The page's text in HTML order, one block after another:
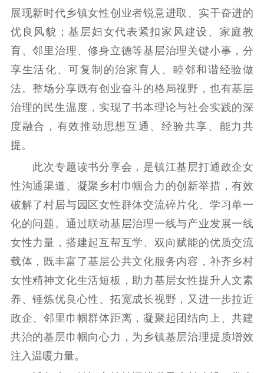
文明创建 文明实践
文明培育
先进典型
社会宣传
思想政治教育 爱国主义教育
全民国防教育
红色资源保护利
用
精品出版 全民阅读
出版监管
扫黄打非
电影工作
电影创作 电影市场
机关党建
党建要闻 学习在线
文化人才
紫金人才
展现新时代乡镇女性创业者锐意进取、实干奋进的
优良风貌；基层妇女代表紧扣家风建设、家庭教
育、邻里治理、修身立德等基层治理关键小事，分
享生活化、可复制的治家育人、睦邻和谐经验做
法。整场分享既有创业奋斗的格局视野，也有基层
治理的民生温度，实现了书本理论与社会实践的深
度融合，有效推动思想互通、经验共享、能力共
提。
此次专题读书分享会，是镇江基层打通政企女
性沟通渠道、凝聚乡村巾帼合力的创新举措，有效
破解了村居与园区女性群体交流碎片化、学习单一
化的问题。通过联动基层治理一线与产业发展一线
女性力量，搭建起互帮互学、双向赋能的优质交流
载体，既丰富了基层公共文化服务内容，补齐乡村
女性精神文化生活短板，助力基层女性提升人文素
养、锤炼优良心性、拓宽成长视野，又进一步拉近
政企、邻里巾帼群体距离，凝聚起团结向上、共建
共治的基层巾帼向心力，为乡镇基层治理提质增效
注入温暖力量。